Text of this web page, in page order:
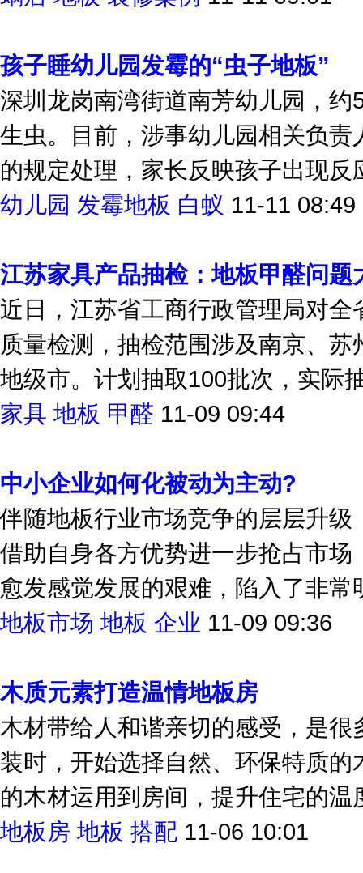
蜗居 地板 装修案例
孩子睡幼儿园发霉的“虫子地板”
深圳龙岗南湾街道南芳幼儿园，
生虫。目前，涉事幼儿园相关负
的规定处理，家长反映孩子出现
幼儿园 发霉地板 白蚁
江苏家具产品抽检：地板甲醛问题
近日，江苏省工商行政管理局对
质量检测，抽检范围涉及南京、
地级市。计划抽取100批次，实际
家具
地板 甲醛
中小企业如何化被动为主动?
伴随地板行业市场竞争的层层升
借助自身各方优势进一步抢占市
愈发感觉发展的艰难，陷入了非常
地板市场
地板 企业
木质元素打造温情地板房
木材带给人和谐亲切的感受，是
装时，开始选择自然、环保特质
的木材运用到房间，提升住宅的
地板房
地板 搭配